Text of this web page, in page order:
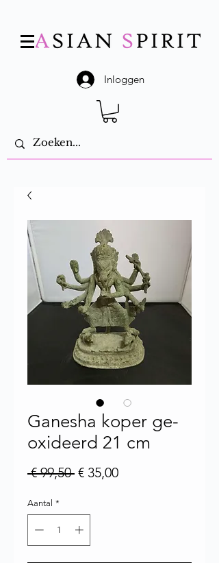
Inloggen
Ganesha koper ge-
oxideerd 21 cm
€ 99,50 Normale prijs
€ 35,00Verkoopprijs
Aantal *